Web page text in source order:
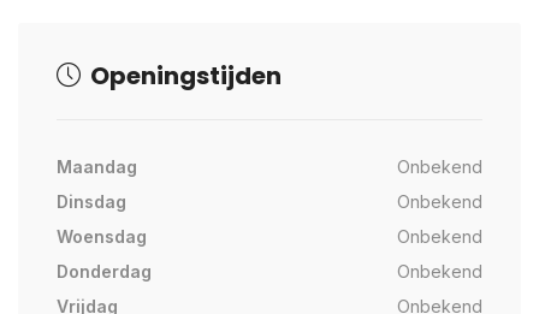
Openingstijden
Maandag
Onbekend
Dinsdag
Onbekend
Woensdag
Onbekend
Donderdag
Onbekend
Vrijdag
Onbekend